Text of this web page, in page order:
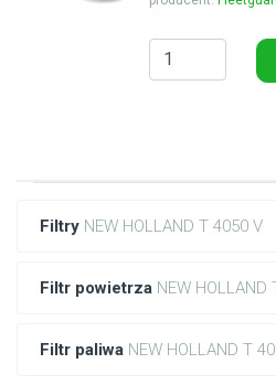
Filtry NEW HOLLAND T 4050 V
Filtr powietrza NEW HOLLAND
Filtr paliwa NEW HOLLAND T